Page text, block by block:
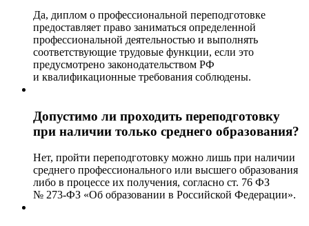
Да, диплом о профессиональной переподготовке
предоставляет право заниматься определенной
профессиональной деятельностью и выполнять
соответствующие трудовые функции, если это
предусмотрено законодательством РФ
и квалификационные требования соблюдены.
Допустимо ли проходить переподготовку
при наличии только среднего образования?
Нет, пройти переподготовку можно лишь при наличии
среднего профессионального или высшего образования
либо в процессе их получения, согласно ст. 76 ФЗ
№ 273-ФЗ «Об образовании в Российской Федерации».